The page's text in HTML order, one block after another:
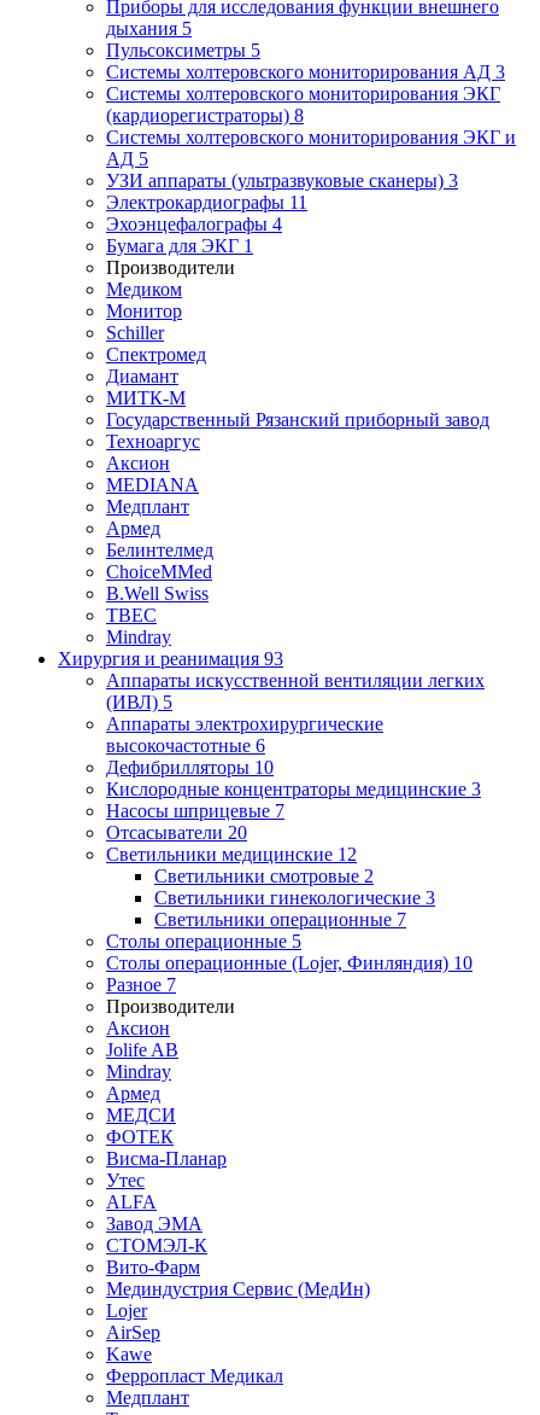
Приборы для исследования функции внешнего
дыхания 5
Пульсоксиметры 5
Системы холтеровского мониторирования АД 3
Системы холтеровского мониторирования ЭКГ
(кардиорегистраторы) 8
Системы холтеровского мониторирования ЭКГ и
АД 5
УЗИ аппараты (ультразвуковые сканеры) 3
Электрокардиографы 11
Эхоэнцефалографы 4
Бумага для ЭКГ 1
Производители
Медиком
Монитор
Schiller
Спектромед
Диамант
МИТК-М
Государственный Рязанский приборный завод
Техноаргус
Аксион
MEDIANA
Медплант
Армед
Белинтелмед
ChoiceMMed
B.Well Swiss
ТВЕС
Mindray
Хирургия и реанимация 93
Аппараты искусственной вентиляции легких
(ИВЛ) 5
Аппараты электрохирургические
высокочастотные 6
Дефибрилляторы 10
Кислородные концентраторы медицинские 3
Насосы шприцевые 7
Отсасыватели 20
Светильники медицинские 12
Светильники смотровые 2
Светильники гинекологические 3
Светильники операционные 7
Столы операционные 5
Столы операционные (Lojer, Финляндия) 10
Разное 7
Производители
Аксион
Jolife AB
Mindray
Армед
МЕДСИ
ФОТЕК
Висма-Планар
Утес
ALFA
Завод ЭМА
СТОМЭЛ-К
Вито-Фарм
Мединдустрия Сервис (МедИн)
Lojer
AirSep
Kawe
Ферропласт Медикал
Медплант